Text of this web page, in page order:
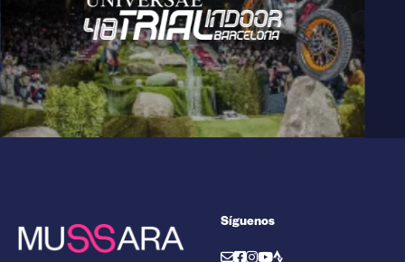
Síguenos